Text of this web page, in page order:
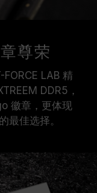
尊荣
LAB 精
DDR5，
徽章，更体现
最佳选择。